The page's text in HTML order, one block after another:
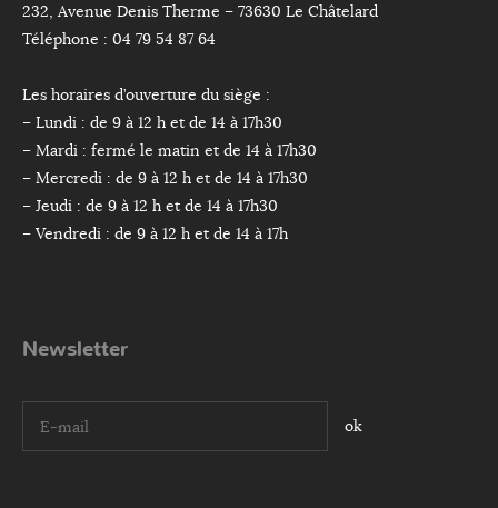
232, Avenue Denis Therme – 73630 Le Châtelard
Téléphone : 04 79 54 87 64
Les horaires d’ouverture du siège :
– Lundi : de 9 à 12 h et de 14 à 17h30
– Mardi : fermé le matin et de 14 à 17h30
– Mercredi : de 9 à 12 h et de 14 à 17h30
– Jeudi : de 9 à 12 h et de 14 à 17h30
– Vendredi : de 9 à 12 h et de 14 à 17h
Newsletter
I agree terms and conditions.*